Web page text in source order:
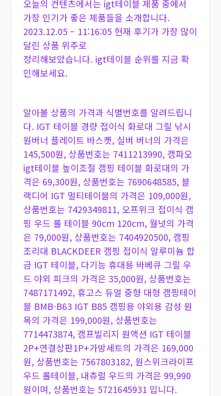
오늘의 컨텐츠에서는 igt테이블 제품 중에서
가장 인기가 좋은 제품들을 소개합니다.
2023.12.05 – 11:16:05 현재 후기가 가장 많이
달린 상품 위주로
정리해보았습니다. igt테이블 순위를 지금 확
인해보세요.
알아볼 상품의 가격과 식별번호를 알려드립니
다. IGT 테이블 경량 접이식 화로대 그릴 낚시
원버너 플레이트 바스켓, 실버 버너의 가격은
145,500원, 상품번호는 7411213990, 캠파오
igt테이블 높이조절 캠핑 테이블 화로대의 가
격은 69,300원, 상품번호는 7690648585, 블
랙디어 IGT 멀티테이블의 가격은 109,000원,
상품번호는 7429349811, 오프위크 접이식 캠
핑 우드 롤 테이블 90cm 120cm, 월넛의 가격
은 79,000원, 상품번호는 7404920500, 캠핑
조리대 BLACKDEER 캠핑 접이식 알루미늄 합
금 IGT 테이블, 다기능 휴대용 바베큐 그릴 우
드 야외 피크의 가격은 35,000원, 상품번호는
7487171492, 휴고스 듀얼 중형 대형 캠핑테이
블 BMB-B63 IGT B85 캠핑용 야외용 감성 원
목의 가격은 199,000원, 상품번호는
7714473874, 캠프빌리지 원액션 IGT 테이블
2P+연결상판1P+가방세트의 가격은 169,000
원, 상품번호는 7567803182, 원스위크라이프
우드 롤테이블, 내츄럴 우드의 가격은 99,990
원이며, 상품번호는 5721645931 입니다.